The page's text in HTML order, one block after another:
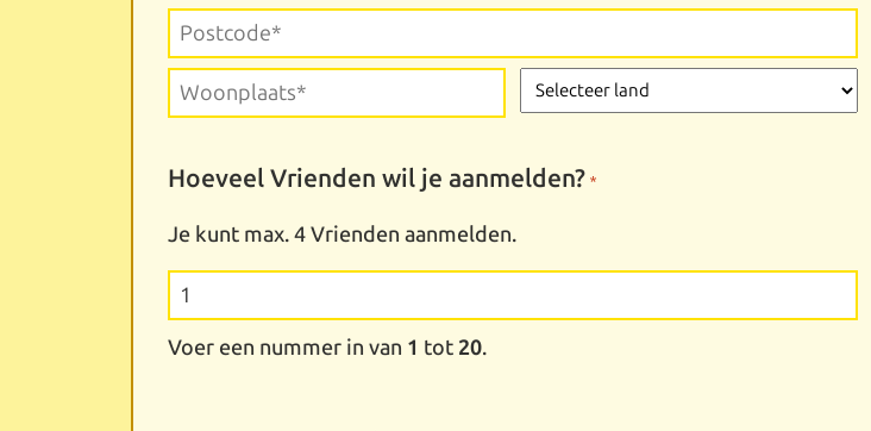
Straatnaam
huisnummer*
Postcode*
Woonplaats*
Selecteer
land
Hoeveel Vrienden wil je aanmelden? *
Je kunt max. 4 Vrienden aanmelden.
Voer een nummer in van 1 tot 20.